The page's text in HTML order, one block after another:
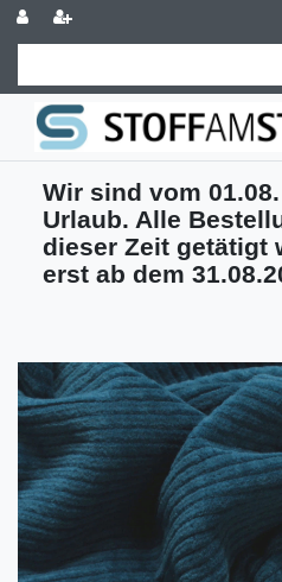
Wir sind vom
Urlaub. Alle
dieser Zeit getätigt
erst ab dem